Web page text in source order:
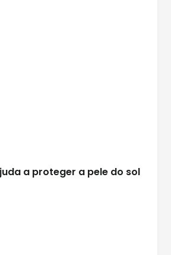
a proteger a pele do sol